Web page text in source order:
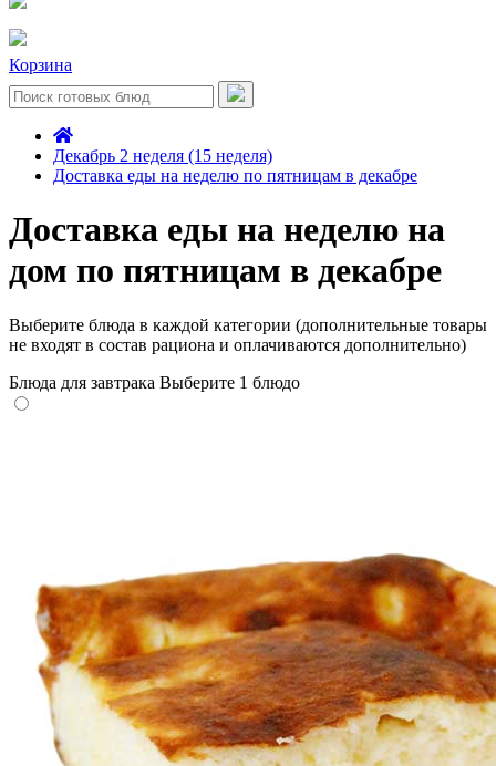
Корзина
Декабрь 2 неделя (15 неделя)
Доставка еды на неделю по пятницам в декабре
Доставка еды на неделю на
дом по пятницам в декабре
Выберите блюда в каждой категории (дополнительные товары
не входят в состав рациона и оплачиваются дополнительно)
Блюда для завтрака Выберите 1 блюдо